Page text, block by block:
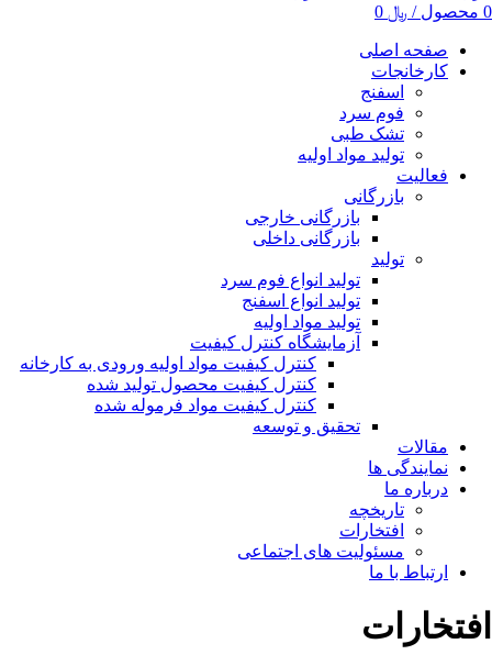
0 محصول / ﷼
صفحه اصلی
کارخانجات
اسفنج
فوم سرد
تشک طبی
تولید مواد اولیه
فعالیت
بازرگانی
بازرگانی خارجی
بازرگانی داخلی
تولید
تولید انواع فوم سرد
تولید انواع اسفنج
تولید مواد اولیه
آزمایشگاه کنترل کیفیت
کنترل کیفیت مواد اولیه ورودی به کارخانه
کنترل کیفیت محصول تولید شده
کنترل کیفیت مواد فرموله شده
تحقیق و توسعه
مقالات
نمایندگی ها
درباره ما
تاریخچه
افتخارات
مسئولیت های اجتماعی
ارتباط با ما
افتخارات